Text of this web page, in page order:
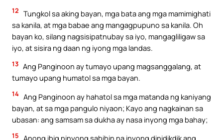
12 Tungkol sa aking bayan, mga bata ang mga mamimighati
sa kanila, at mga babae ang mangagpupuno sa kanila. Oh
bayan ko, silang nagsisipatnubay sa iyo, mangagliligaw sa
iyo, at sisira ng daan ng iyong mga landas.
13 Ang Panginoon ay tumayo upang magsanggalang, at
tumayo upang humatol sa mga bayan.
14 Ang Panginoon ay hahatol sa mga matanda ng kaniyang
bayan, at sa mga pangulo niyaon; Kayo ang nagkainan sa
ubasan: ang samsam sa dukha ay nasa inyong mga bahay;
15